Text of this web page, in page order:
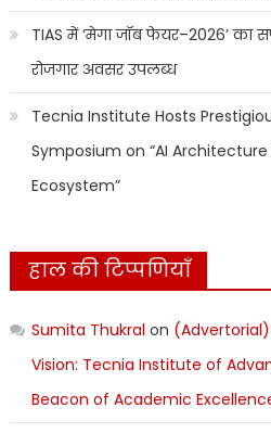
TIAS में ‘मेगा जॉब फेयर–2026’
रोजगार अवसर उपलब्ध
Tecnia Institute Hosts
Symposium on “AI
Ecosystem”
हाल की टिप्पणियाँ
Sumita Thukral on
Vision: Tecnia Institute of
Beacon of Academic